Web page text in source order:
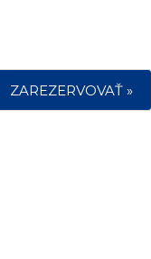
ZAREZERVOVAŤ »